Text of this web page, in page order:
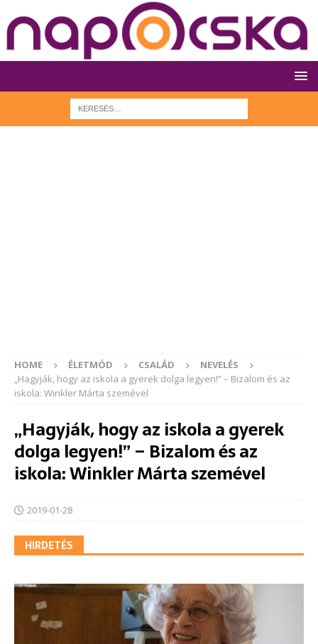
HOME ÉLETMÓD CSALÁD
NEVELÉS
„Hagyják, hogy az iskola a gyerek dolga legyen!” – Bizalom és az
iskola: Winkler Márta szemével
„Hagyják, hogy az iskola a gyerek
dolga legyen!” – Bizalom és az
iskola: Winkler Márta szemével
2019-01-28
HIRDETÉS